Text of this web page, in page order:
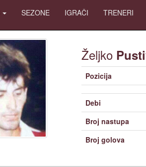
SEZONE IGRAČI TRENERI
Željko
Pozicija
Debi
Broj nastupa
Broj golova